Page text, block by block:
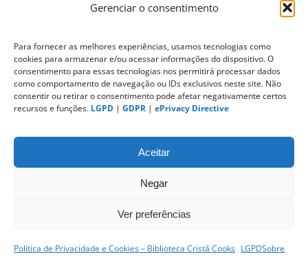
Gerenciar o consentimento
Para fornecer as melhores experiências, usamos tecnologias como
cookies para armazenar e/ou acessar informações do dispositivo. O
consentimento para essas tecnologias nos permitirá processar dados
como comportamento de navegação ou IDs exclusivos neste site. Não
consentir ou retirar o consentimento pode afetar negativamente certos
recursos e funções. LGPD | GDPR | ePrivacy Directive
Aceitar
Negar
Ver preferências
Política de Privacidade e Cookies – Biblioteca Cristã Cooks LGPDSobre
ePrivacy Directive (Diretiva ePrivacidade)
PIPEDA (Personal Information Protection
and Electronic Documents Act)